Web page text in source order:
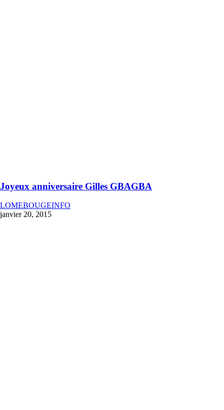
Joyeux anniversaire Gilles GBAGBA
LOMEBOUGEINFO
janvier 20, 2015